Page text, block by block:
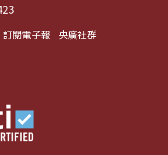
訂閱電子報 央廣社群